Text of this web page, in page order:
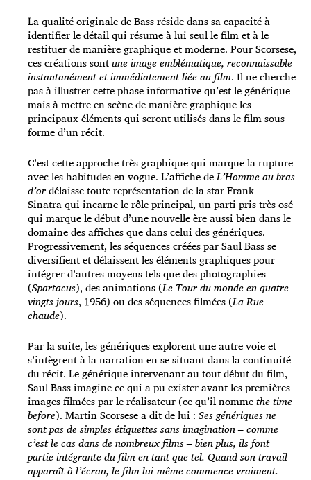
La qualité originale de Bass réside dans sa capacité à
identifier le détail qui résume à lui seul le film et à le
restituer de manière graphique et moderne. PourScorsese,
ces créations sontune image emblématique, reconnaissable
instantanément et immédiatement liée au film. Il ne cherche
pas à illustrer cette phase informative qu’est le générique
mais à mettre en scène de manière graphique les
principaux éléments qui seront utilisés dans le film sous
forme d’un récit.
C’est cette approche très graphique qui marque la rupture
avec les habitudes en vogue. L’affiche deL’Homme au bras
d’ordélaisse toute représentation de la star Frank
Sinatra qui incarne le rôle principal, un parti pris très osé
qui marque le début d’une nouvelle ère aussi bien dans le
domaine des affiches que dans celui des génériques.
Progressivement, les séquences créées par Saul Bass se
diversifient et délaissent les éléments graphiques pour
intégrer d’autres moyens tels que des photographies
(Spartacus), des animations (Le Tour du monde en quatre-
vingts jours, 1956) ou des séquences filmées (La Rue
chaude).
Par la suite, les génériques explorent une autre voie et
s’intègrent à la narration en se situant dans la continuité
du récit. Le générique intervenant au tout début du film,
Saul Bass imagine ce qui a pu exister avant les premières
images filmées par le réalisateur (ce qu’il nommethe time
before). Martin Scorsese a dit de lui : Ses génériques ne
sont pas de simples étiquettes sans imagination – comme
c’est le cas dans de nombreux films – bien plus, ils font
partie intégrante du film en tant que tel. Quand son travail
apparaît à l’écran, le film lui-même commence vraiment.